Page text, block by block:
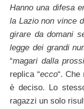
Hanno una difesa
la Lazio non vince
girare da domani
legge dei grandi
“magari dalla
replica “ecco“. Che
è deciso. Lo
ragazzi un solo